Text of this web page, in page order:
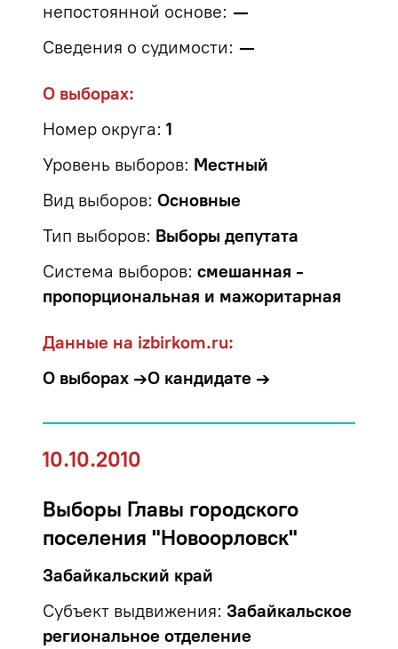
непостоянной основе: —
Сведения о судимости: —
О выборах:
Номер округа: 1
Уровень выборов: Местный
Вид выборов: Основные
Тип выборов: Выборы депутата
Система выборов: смешанная -
пропорциональная и мажоритарная
Данные на izbirkom.ru:
О выборах →О кандидате →
10.10.2010
Выборы Главы городского
поселения "Новоорловск"
Забайкальский край
Субъект выдвижения: Забайкальское
региональное отделение